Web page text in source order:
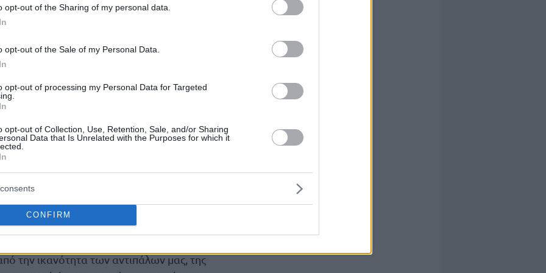
opt-out of the Sharing of my personal data.
opt-out of the Sale of my Personal Data.
opt-out of processing my Personal Data for Targeted
opt-out of Collection, Use, Retention, Sale, and/or Sharing
Data that Is Unrelated with the Purposes for which it
CONFIRM
για Πετρούσεφ: “Έχουμε νέο
η ομάδα»”
Μόνο υπερόπτες δεν είμαστε. Μέσα μας
προσδοκίες ήταν τεράστιες -γιατί ήμασταν
περίοδο, όλοι μάς θεωρούσαν το
ότι θα έπρεπε να γίνει υπέρβαση για να
καλή κατάσταση εκείνη την εποχή λόγω
ποτέ να είσαι υπερόπτης, γιατί όλα
οι αντίπαλοι είναι πολύ ικανοί πάντα -είναι
Ευρώπης. Και συχνά η πίεση που έχεις ως
από το να πας ως αουτσάιντερ. Αυτό
την ικανότητα των αντιπάλων μας, της